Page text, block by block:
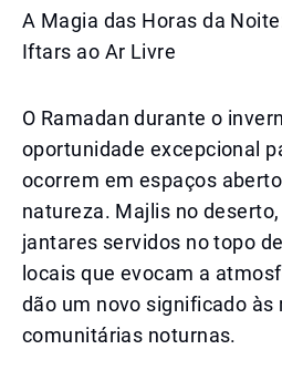
A Magia das Horas da
Iftars ao Ar Livre
O Ramadan durante o
oportunidade excepcional
ocorrem em espaços
natureza. Majlis no
jantares servidos no topo
locais que evocam a
dão um novo significado às
comunitárias noturnas.